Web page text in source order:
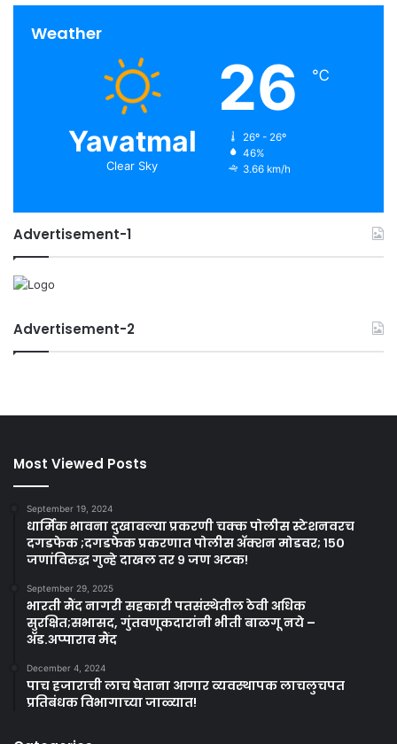
Weather
Yavatmal
Clear Sky
26 ℃
26º - 26º
46%
3.66 km/h
Advertisement-1
Advertisement-2
Most Viewed Posts
September 19, 2024
धार्मिक भावना दुखावल्या प्रकरणी चक्क पोलीस स्टेशनवरच
दगडफेक ;दगडफेक प्रकरणात पोलीस अ‍ॅक्शन मोडवर; १५०
जणांविरुद्ध गुन्हे दाखल तर ९ जण अटक!
September 29, 2025
भारती मैंद नागरी सहकारी पतसंस्थेतील ठेवी अधिक
सुरक्षित;सभासद, गुंतवणूकदारांनी भीती बाळगू नये –
ॲड.अप्पाराव मैंद
December 4, 2024
पाच हजाराची लाच घेताना आगार व्यवस्थापक लाचलुचपत
प्रतिबंधक विभागाच्या जाळ्यात!